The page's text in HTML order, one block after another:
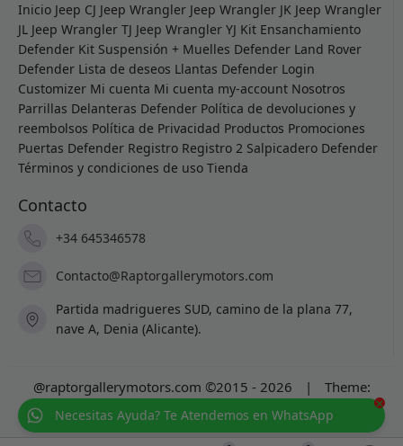
Necesitas Ayuda? Te Atendemos en WhatsApp
×
Inicio Jeep CJ Jeep Wrangler Jeep Wrangler JK Jeep Wrangler
JL Jeep Wrangler TJ Jeep Wrangler YJ Kit Ensanchamiento
Defender Kit Suspensión + Muelles Defender Land Rover
Defender Lista de deseos Llantas Defender Login
Customizer Mi cuenta Mi cuenta my-account Nosotros
Parrillas Delanteras Defender Política de devoluciones y
reembolsos Política de Privacidad Productos Promociones
Puertas Defender Registro Registro 2 Salpicadero Defender
Términos y condiciones de uso Tienda
Contacto
+34 645346578
Contacto@Raptorgallerymotors.com
Partida madrigueres SUD, camino de la plana 77,
nave A, Denia (Alicante).
@raptorgallerymotors.com ©2015 - 2026 |
Theme:
Prosale byfull100ack